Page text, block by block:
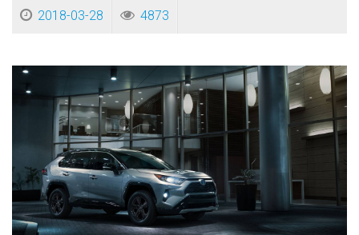
2018-03-28 4873